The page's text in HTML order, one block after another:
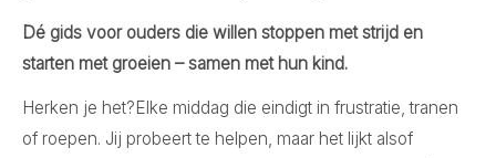
Dé gids voor ouders die willen stoppen met strijd en
starten met groeien – samen met hun kind.
Herken je het?Elke middag die eindigt in frustratie, tranen
of roepen. Jij probeert te helpen, maar het lijkt alsof